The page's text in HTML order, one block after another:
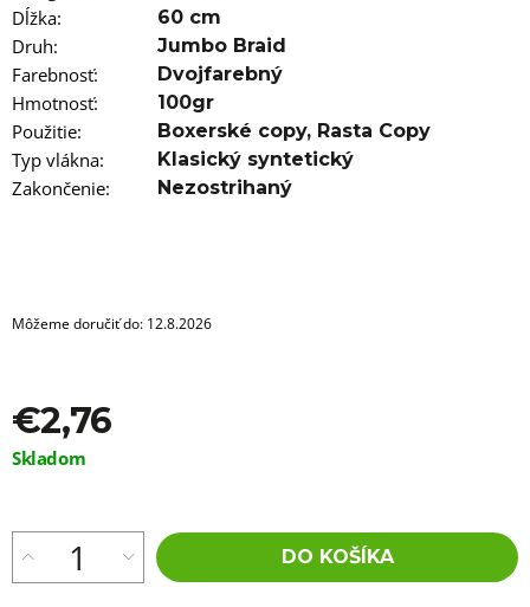
Dĺžka: 60 cm
Druh: Jumbo Braid
Farebnosť: Dvojfarebný
Hmotnosť: 100gr
Použitie: Boxerské copy, Rasta Copy
Typ vlákna: Klasický syntetický
Zakončenie: Nezostrihaný
Môžeme doručiť do: 12.8.2026
€2,76
Jednotková
Skladom
DO KOŠÍKA
m
e
VLNITÝ
KANEKALON
MANASI
50CM
100GR
530